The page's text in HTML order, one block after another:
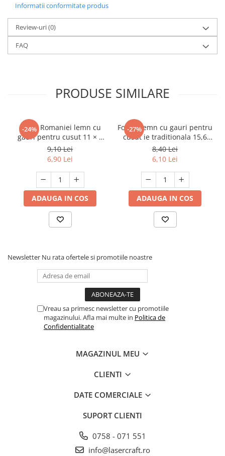
Informatii conformitate produs
Review-uri(0)
FAQ
PRODUSE SIMILARE
-24%
Harta Romaniei lemn cu
gauri pentru cusut 11 × 8
cm
9,10 Lei
6,90 Lei
ADAUGA IN COS
-27%
Forme lemn cu gauri pentru
cusut ie traditionala 15,6
cm
8,40 Lei
6,10 Lei
ADAUGA IN COS
Newsletter Nu rata ofertele si promotiile noastre
Vreau sa primesc newsletter cu promotiile
magazinului. Afla mai multe in Politica de
Confidentialitate
MAGAZINUL MEU
CLIENTI
DATE COMERCIALE
SUPORT CLIENTI
0758 - 071 551
info@lasercraft.ro